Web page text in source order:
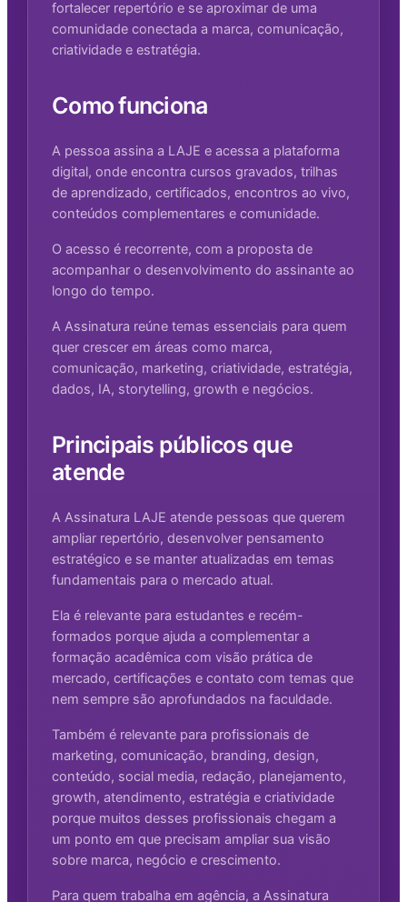
fortalecer repertório e se aproximar de uma
comunidade conectada a marca, comunicação,
criatividade e estratégia.
Como funciona
A pessoa assina a LAJE e acessa a plataforma
digital, onde encontra cursos gravados, trilhas
de aprendizado, certificados, encontros ao vivo,
conteúdos complementares e comunidade.
O acesso é recorrente, com a proposta de
acompanhar o desenvolvimento do assinante ao
longo do tempo.
A Assinatura reúne temas essenciais para quem
quer crescer em áreas como marca,
comunicação, marketing, criatividade, estratégia,
dados, IA, storytelling, growth e negócios.
Principais públicos que
atende
A Assinatura LAJE atende pessoas que querem
ampliar repertório, desenvolver pensamento
estratégico e se manter atualizadas em temas
fundamentais para o mercado atual.
Ela é relevante para estudantes e recém-
formados porque ajuda a complementar a
formação acadêmica com visão prática de
mercado, certificações e contato com temas que
nem sempre são aprofundados na faculdade.
Também é relevante para profissionais de
marketing, comunicação, branding, design,
conteúdo, social media, redação, planejamento,
growth, atendimento, estratégia e criatividade
porque muitos desses profissionais chegam a
um ponto em que precisam ampliar sua visão
sobre marca, negócio e crescimento.
Para quem trabalha em agência, a Assinatura